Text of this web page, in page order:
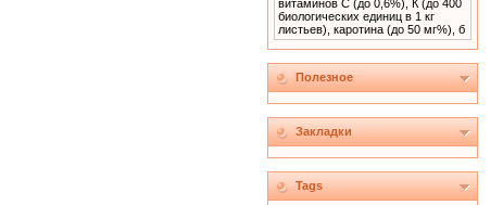
витаминов С (до 0,6%), К (до 400
биологических единиц в 1 кг
листьев), каротина (до 50 мг%), б
Полезное
Закладки
Tags